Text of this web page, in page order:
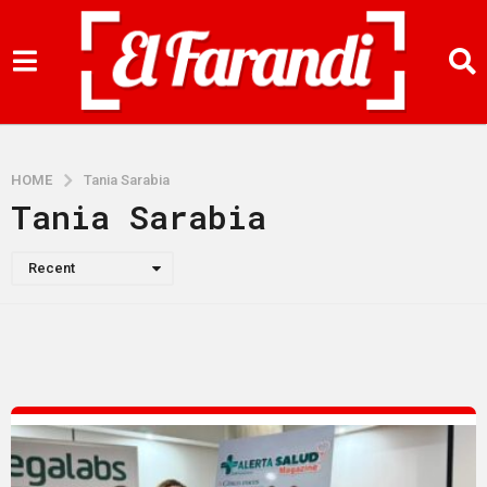
HOME Tania Sarabia
Tania Sarabia
Recent